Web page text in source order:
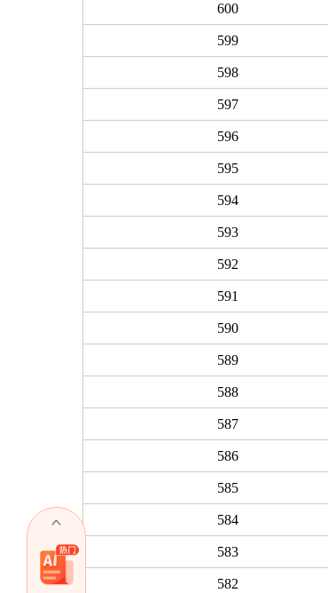
600
599
598
597
596
595
594
593
592
591
590
589
588
587
586
585
584
583
582